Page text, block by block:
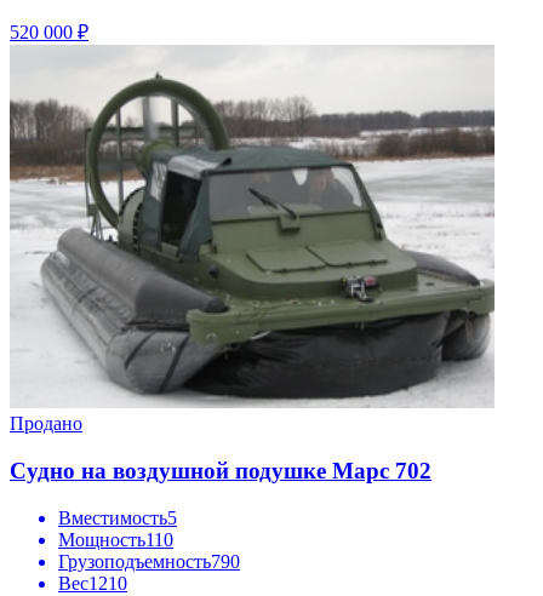
520 000 ₽
Продано
Судно на воздушной подушке Марс 702
Вместимость5
Мощность110
Грузоподъемность790
Вес1210